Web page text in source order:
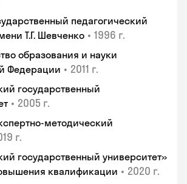
педагогический
Т.Г. Шевченко • 1996 г.
образования и науки
Федерации • 2011 г.
государственный
• 2005 г.
методический
г.
государственный университет»
квалификации • 2020 г.